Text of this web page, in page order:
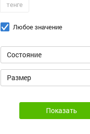
тенге
Любое значение